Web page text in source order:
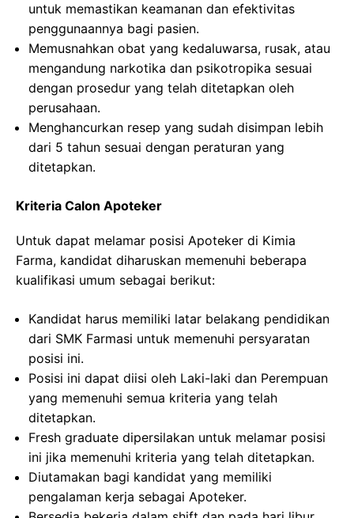
untuk memastikan keamanan dan efektivitas
penggunaannya bagi pasien.
Memusnahkan obat yang kedaluwarsa, rusak, atau
mengandung narkotika dan psikotropika sesuai
dengan prosedur yang telah ditetapkan oleh
perusahaan.
Menghancurkan resep yang sudah disimpan lebih
dari 5 tahun sesuai dengan peraturan yang
ditetapkan.
Kriteria Calon Apoteker
Untuk dapat melamar posisi Apoteker di Kimia
Farma, kandidat diharuskan memenuhi beberapa
kualifikasi umum sebagai berikut:
Kandidat harus memiliki latar belakang pendidikan
dari SMK Farmasi untuk memenuhi persyaratan
posisi ini.
Posisi ini dapat diisi oleh Laki-laki dan Perempuan
yang memenuhi semua kriteria yang telah
ditetapkan.
Fresh graduate dipersilakan untuk melamar posisi
ini jika memenuhi kriteria yang telah ditetapkan.
Diutamakan bagi kandidat yang memiliki
pengalaman kerja sebagai Apoteker.